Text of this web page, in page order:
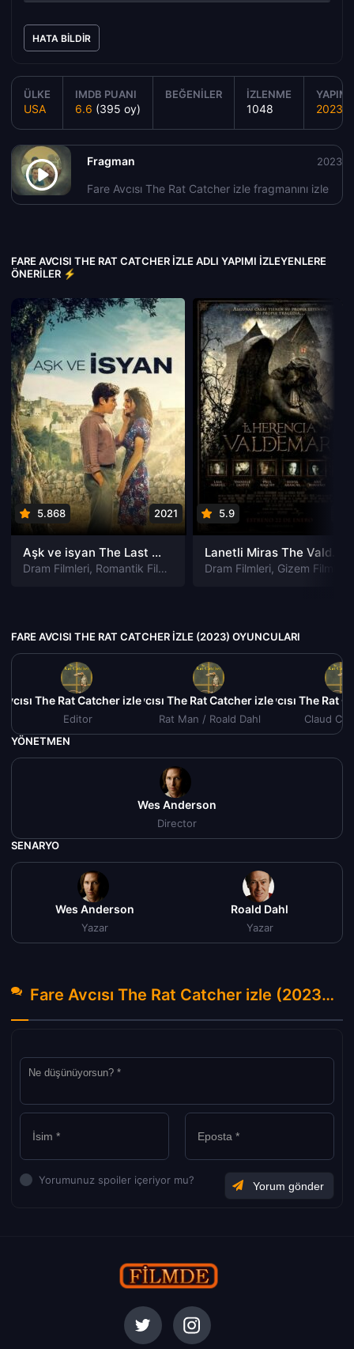
HATA BILDIR
ÜLKE
USA
IMDB PUANI
6.6 (395 oy)
BEĞENILER İZLENME
1048
YAPIM
2023
Fragman
Fare Avcısı The Rat Catcher izle fragmanını izle
2023
FARE AVCISI THE RAT CATCHER IZLE ADLI YAPIMI İZLEYENLERE
ÖNERILER ⚡
5.868 2021
Aşk ve isyan The Last Parasido izle
Dram Filmleri, Romantik Filmleri
5.9
Dram Filmleri, Gizem Filmleri
FARE AVCISI THE RAT CATCHER IZLE (2023) OYUNCULARI
The Rat Catcher izle (2023)
Editor
Fare Avcısı The Rat Catcher izle (2023)
Rat Man / Roald Dahl
Fare Avcısı The Rat
Claud
YÖNETMEN
Wes Anderson
Director
SENARYO
Wes Anderson
Yazar
Roald Dahl
Yazar
Fare Avcısı The Rat Catcher izle (2023) Hakkında Yorumlar
Yorumunuz spoiler içeriyor mu?